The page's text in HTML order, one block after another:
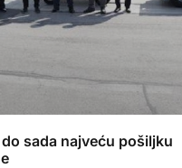
sada najveću pošiljku